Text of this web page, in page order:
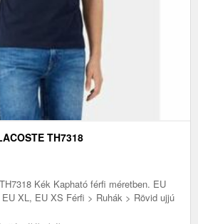
TH7318
Kék Kapható férfi méretben. EU
XL, EU XS Férfi > Ruhák > Rövid ujjú